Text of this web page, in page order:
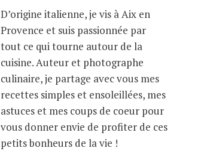
D’origine italienne, je vis à Aix en
Provence et suis passionnée par
tout ce qui tourne autour de la
cuisine. Auteur et photographe
culinaire, je partage avec vous mes
recettes simples et ensoleillées, mes
astuces et mes coups de coeur pour
vous donner envie de profiter de ces
petits bonheurs de la vie !